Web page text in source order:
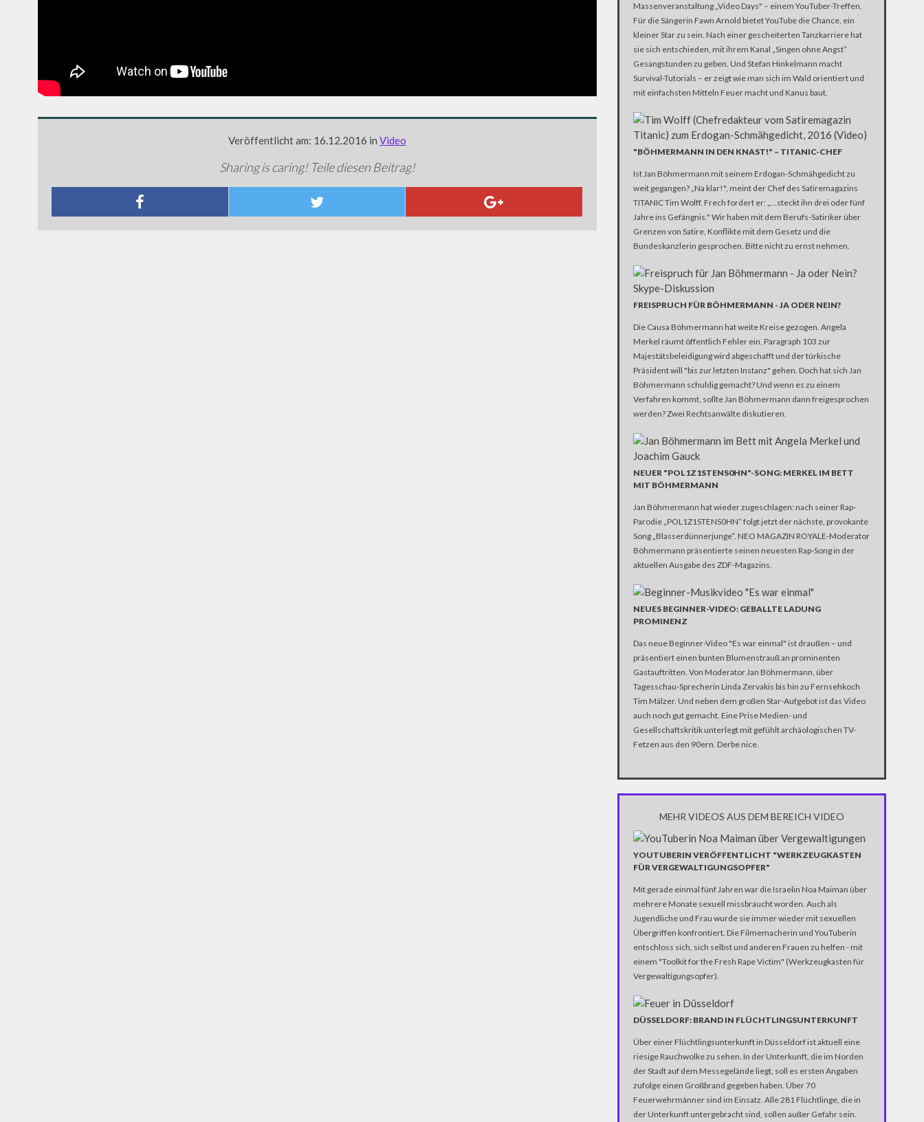
Veröffentlicht am: 16.12.2016 in Video
Sharing is caring! Teile diesen Beitrag!
Massenveranstaltung „Video Days" – einem YouTuber-Treffen.
Für die Sängerin Fawn Arnold bietet YouTube die Chance, ein
kleiner Star zu sein. Nach einer gescheiterten Tanzkarriere hat
sie sich entschieden, mit ihrem Kanal „Singen ohne Angst“
Gesangstunden zu geben. Und Stefan Hinkelmann macht
Survival-Tutorials – er zeigt wie man sich im Wald orientiert und
mit einfachsten Mitteln Feuer macht und Kanus baut.
"BÖHMERMANN IN DEN KNAST!" – TITANIC-CHEF
Ist Jan Böhmermann mit seinem Erdogan-Schmähgedicht zu
weit gegangen? „Na klar!", meint der Chef des Satiremagazins
TITANIC Tim Wolff. Frech fordert er: „…steckt ihn drei oder fünf
Jahre ins Gefängnis." Wir haben mit dem Berufs-Satiriker über
Grenzen von Satire, Konflikte mit dem Gesetz und die
Bundeskanzlerin gesprochen. Bitte nicht zu ernst nehmen.
FREISPRUCH FÜR BÖHMERMANN - JA ODER NEIN?
Die Causa Böhmermann hat weite Kreise gezogen. Angela
Merkel räumt öffentlich Fehler ein, Paragraph 103 zur
Majestätsbeleidigung wird abgeschafft und der türkische
Präsident will "bis zur letzten Instanz" gehen. Doch hat sich Jan
Böhmermann schuldig gemacht? Und wenn es zu einem
Verfahren kommt, sollte Jan Böhmermann dann freigesprochen
werden? Zwei Rechtsanwälte diskutieren.
NEUER "POL1Z1STENS0HN"-SONG: MERKEL IM BETT
MIT BÖHMERMANN
Jan Böhmermann hat wieder zugeschlagen: nach seiner Rap-
Parodie „POL1Z1STENS0HN“ folgt jetzt der nächste, provokante
Song „Blasserdünnerjunge“. NEO MAGAZIN ROYALE-Moderator
Böhmermann präsentierte seinen neuesten Rap-Song in der
aktuellen Ausgabe des ZDF-Magazins.
NEUES BEGINNER-VIDEO: GEBALLTE LADUNG
PROMINENZ
Das neue Beginner-Video "Es war einmal" ist draußen – und
präsentiert einen bunten Blumenstrauß an prominenten
Gastauftritten. Von Moderator Jan Böhmermann, über
Tagesschau-Sprecherin Linda Zervakis bis hin zu Fernsehkoch
Tim Mälzer. Und neben dem großen Star-Aufgebot ist das Video
auch noch gut gemacht. Eine Prise Medien- und
Gesellschaftskritik unterlegt mit gefühlt archäologischen TV-
Fetzen aus den 90ern. Derbe nice.
MEHR VIDEOS AUS DEM BEREICH VIDEO
YOUTUBERIN VERÖFFENTLICHT "WERKZEUGKASTEN
FÜR VERGEWALTIGUNGSOPFER"
Mit gerade einmal fünf Jahren war die Israelin Noa Maiman über
mehrere Monate sexuell missbraucht worden. Auch als
Jugendliche und Frau wurde sie immer wieder mit sexuellen
Übergriffen konfrontiert. Die Filmemacherin und YouTuberin
entschloss sich, sich selbst und anderen Frauen zu helfen - mit
einem "Toolkit for the Fresh Rape Victim" (Werkzeugkasten für
Vergewaltigungsopfer).
DÜSSELDORF: BRAND IN FLÜCHTLINGSUNTERKUNFT
Über einer Flüchtlingsunterkunft in Düsseldorf ist aktuell eine
riesige Rauchwolke zu sehen. In der Unterkunft, die im Norden
der Stadt auf dem Messegelände liegt, soll es ersten Angaben
zufolge einen Großbrand gegeben haben. Über 70
Feuerwehrmänner sind im Einsatz. Alle 281 Flüchtlinge, die in
der Unterkunft untergebracht sind, sollen außer Gefahr sein.